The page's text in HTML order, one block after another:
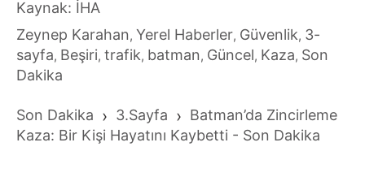
Kaynak: İHA
Zeynep Karahan, Yerel Haberler, Güvenlik, 3-
sayfa, Beşiri, trafik, batman, Güncel, Kaza, Son
Dakika
Son Dakika › 3.Sayfa › Batman’da Zincirleme
Kaza: Bir Kişi Hayatını Kaybetti - Son Dakika